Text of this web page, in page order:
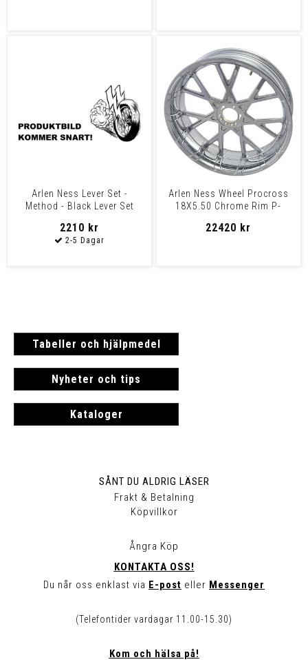
Arlen Ness Lever Set -
Method - Black Lever Set
2210 kr
Arlen Ness Wheel Procross
18X5.50 Chrome Rim P-
22420 kr
Tabeller och hjälpmedel
Nyheter och tips
Kataloger
SÅNT DU ALDRIG LÄSER
Frakt & Betalning
Köpvillkor
Ångra Köp
KONTAKTA OSS!
Du når oss enklast via E-post eller Messenger
(Telefontider vardagar 11.00-15.30)
Kom och hälsa på!